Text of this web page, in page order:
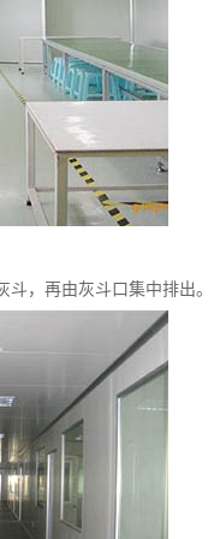
，再由灰斗口集中排出。